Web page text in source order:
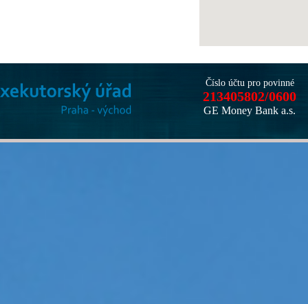
Číslo účtu pro povinné
213405802/0600
GE Money Bank a.s.